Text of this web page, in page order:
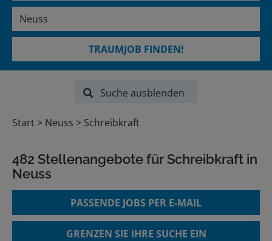
TRAUMJOB FINDEN!
Suche ausblenden
Start Neuss Schreibkraft
482 Stellenangebote für Schreibkraft in
Neuss
PASSENDE JOBS PER E-MAIL
GRENZEN SIE IHRE SUCHE EIN